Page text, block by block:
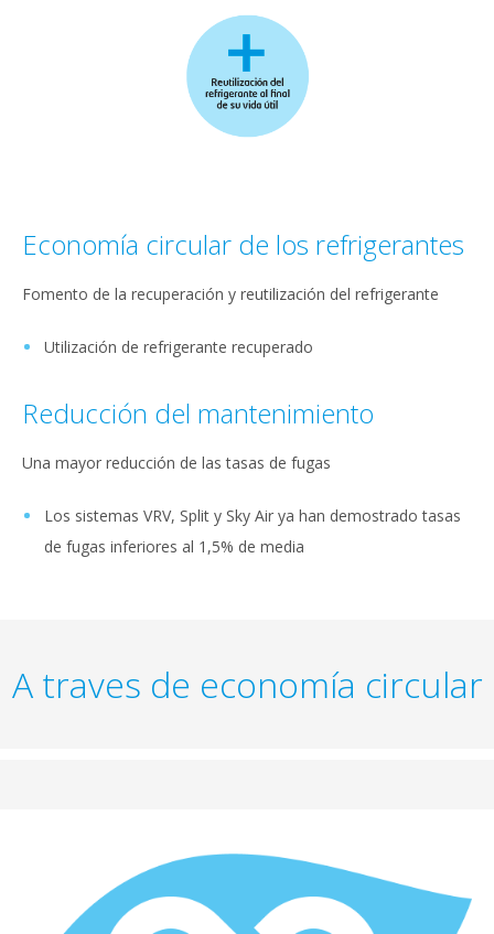
Economía circular de los refrigerantes
Fomento de la recuperación y reutilización del refrigerante
Utilización de refrigerante recuperado
Reducción del mantenimiento
Una mayor reducción de las tasas de fugas
Los sistemas VRV, Split y Sky Air ya han demostrado tasas
de fugas inferiores al 1,5% de media
A traves de economía circular